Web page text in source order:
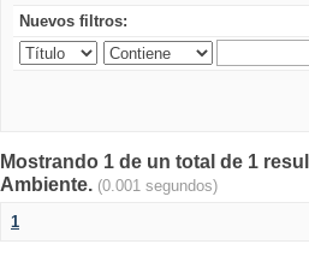
Nuevos filtros:
Mostrando 1 de un total de 1
Ambiente. (0.001 segundos)
1